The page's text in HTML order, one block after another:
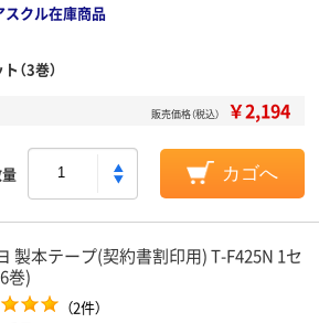
スクル在庫商品
（3巻）
販売価格（税込） ￥2,194
カゴへ
製本テープ(契約書割印用) T-F425N 1セ
巻)
（2件）